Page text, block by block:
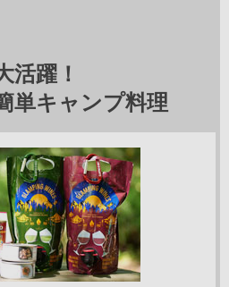
ザートにもおすすめの逸品です。
ティーのフィンガーフードとして
ジュ 429円（税込）
は、2020年の販売開始以来、テ
く紹介されている、ワインラヴァ
20種類を超える料理が揃ってい
てみてくださいね！
ーモンド、カシューナッツ、ピー
、4種の異なるナッツをセレク
上げたワインに合う秘伝の「やみ
Mix Nuts Otsumami「無限ナッ
みスナックシリーズ！無限ナッツ
しています。私のお勧めは、「無
味」！骨格のしっかりしたフルボ
ですよ。
活躍！
単キャンプ料理